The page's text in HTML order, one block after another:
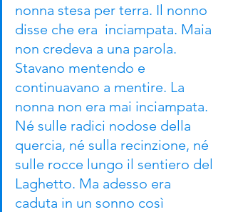
nonna stesa per terra. Il nonno
disse che era  inciampata. Maia
non credeva a una parola.
Stavano mentendo e
continuavano a mentire. La
nonna non era mai inciampata.
Né sulle radici nodose della
quercia, né sulla recinzione, né
sulle rocce lungo il sentiero del
Laghetto. Ma adesso era
caduta in un sonno così